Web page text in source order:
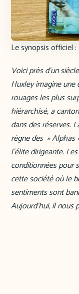
Le synopsis officiel :
Voici près d’un
Huxley imagine
rouages les plus
hiérarchisé, a
dans des réserves.
règne des » Alphas
l’élite dirigeante.
conditionnées pour
cette société où le
sentiments sont
Aujourd’hui, il nous